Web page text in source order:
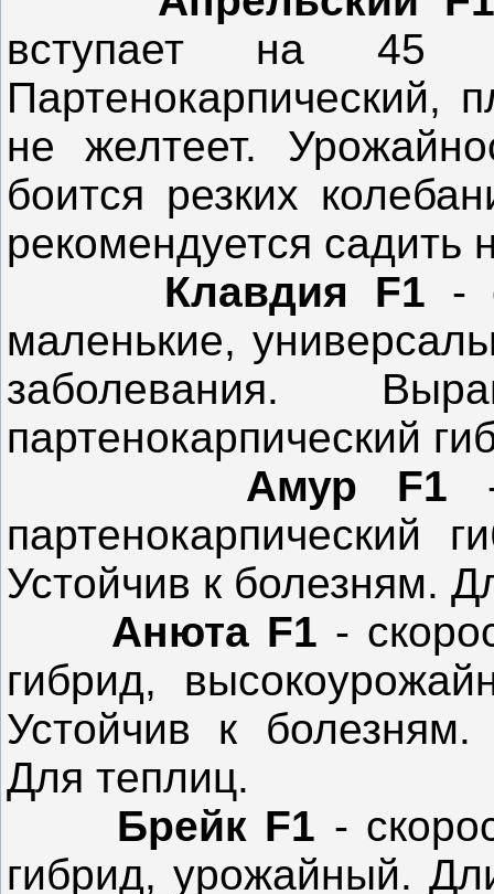
вступает на 45
Партенокарпический,
не желтеет.
боится резких
рекомендуется садить
Клавдия F1 -
маленькие,
заболевания.
партенокарпический
Амур F1
партенокарпический
Устойчив к болезням.
Анюта F1 -
гибрид,
Устойчив к болезням.
Для теплиц.
Брейк F1 -
гибрид, урожайный.